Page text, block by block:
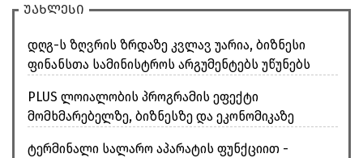
უახლესი
დღგ-ს ზღვრის ზრდაზე კვლავ უარია, ბიზნესი
ფინანსთა სამინისტროს არგუმენტებს უწუნებს
PLUS ლოიალობის პროგრამის ეფექტი
მომხმარებელზე, ბიზნესზე და ეკონომიკაზე
ტერმინალი სალარო აპარატის ფუნქციით -